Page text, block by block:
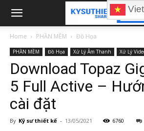
Home PHẦN MỀM Đồ Họa
PHẦN MỀM Đồ Họa Xử Lý Âm Thanh Xử Lý
Download Topaz
5 Full Active –
cài đặt
By Kỹ sư thiết kế - 13/05/2021 6760